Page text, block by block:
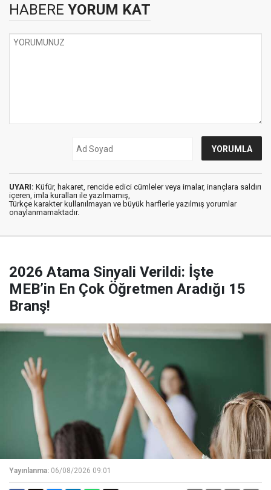
HABERE YORUM KAT
UYARI: Küfür, hakaret, rencide edici cümleler veya imalar, inançlara saldırı
içeren, imla kuralları ile yazılmamış,
Türkçe karakter kullanılmayan ve büyük harflerle yazılmış yorumlar
onaylanmamaktadır.
2026 Atama Sinyali Verildi: İşte
MEB’in En Çok Öğretmen Aradığı 15
Branş!
Yayınlanma: 06/08/2026 09:01